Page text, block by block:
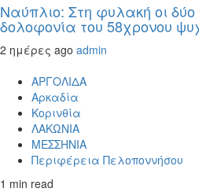
Ναύπλιο: Στη φυλακή οι δύο
δολοφονία του 58χρονου
2 ημέρες ago admin
ΑΡΓΟΛΙΔΑ
Αρκαδία
Κορινθία
ΛΑΚΩΝΙΑ
ΜΕΣΣΗΝΙΑ
Περιφέρεια Πελοποννήσου
1 min read